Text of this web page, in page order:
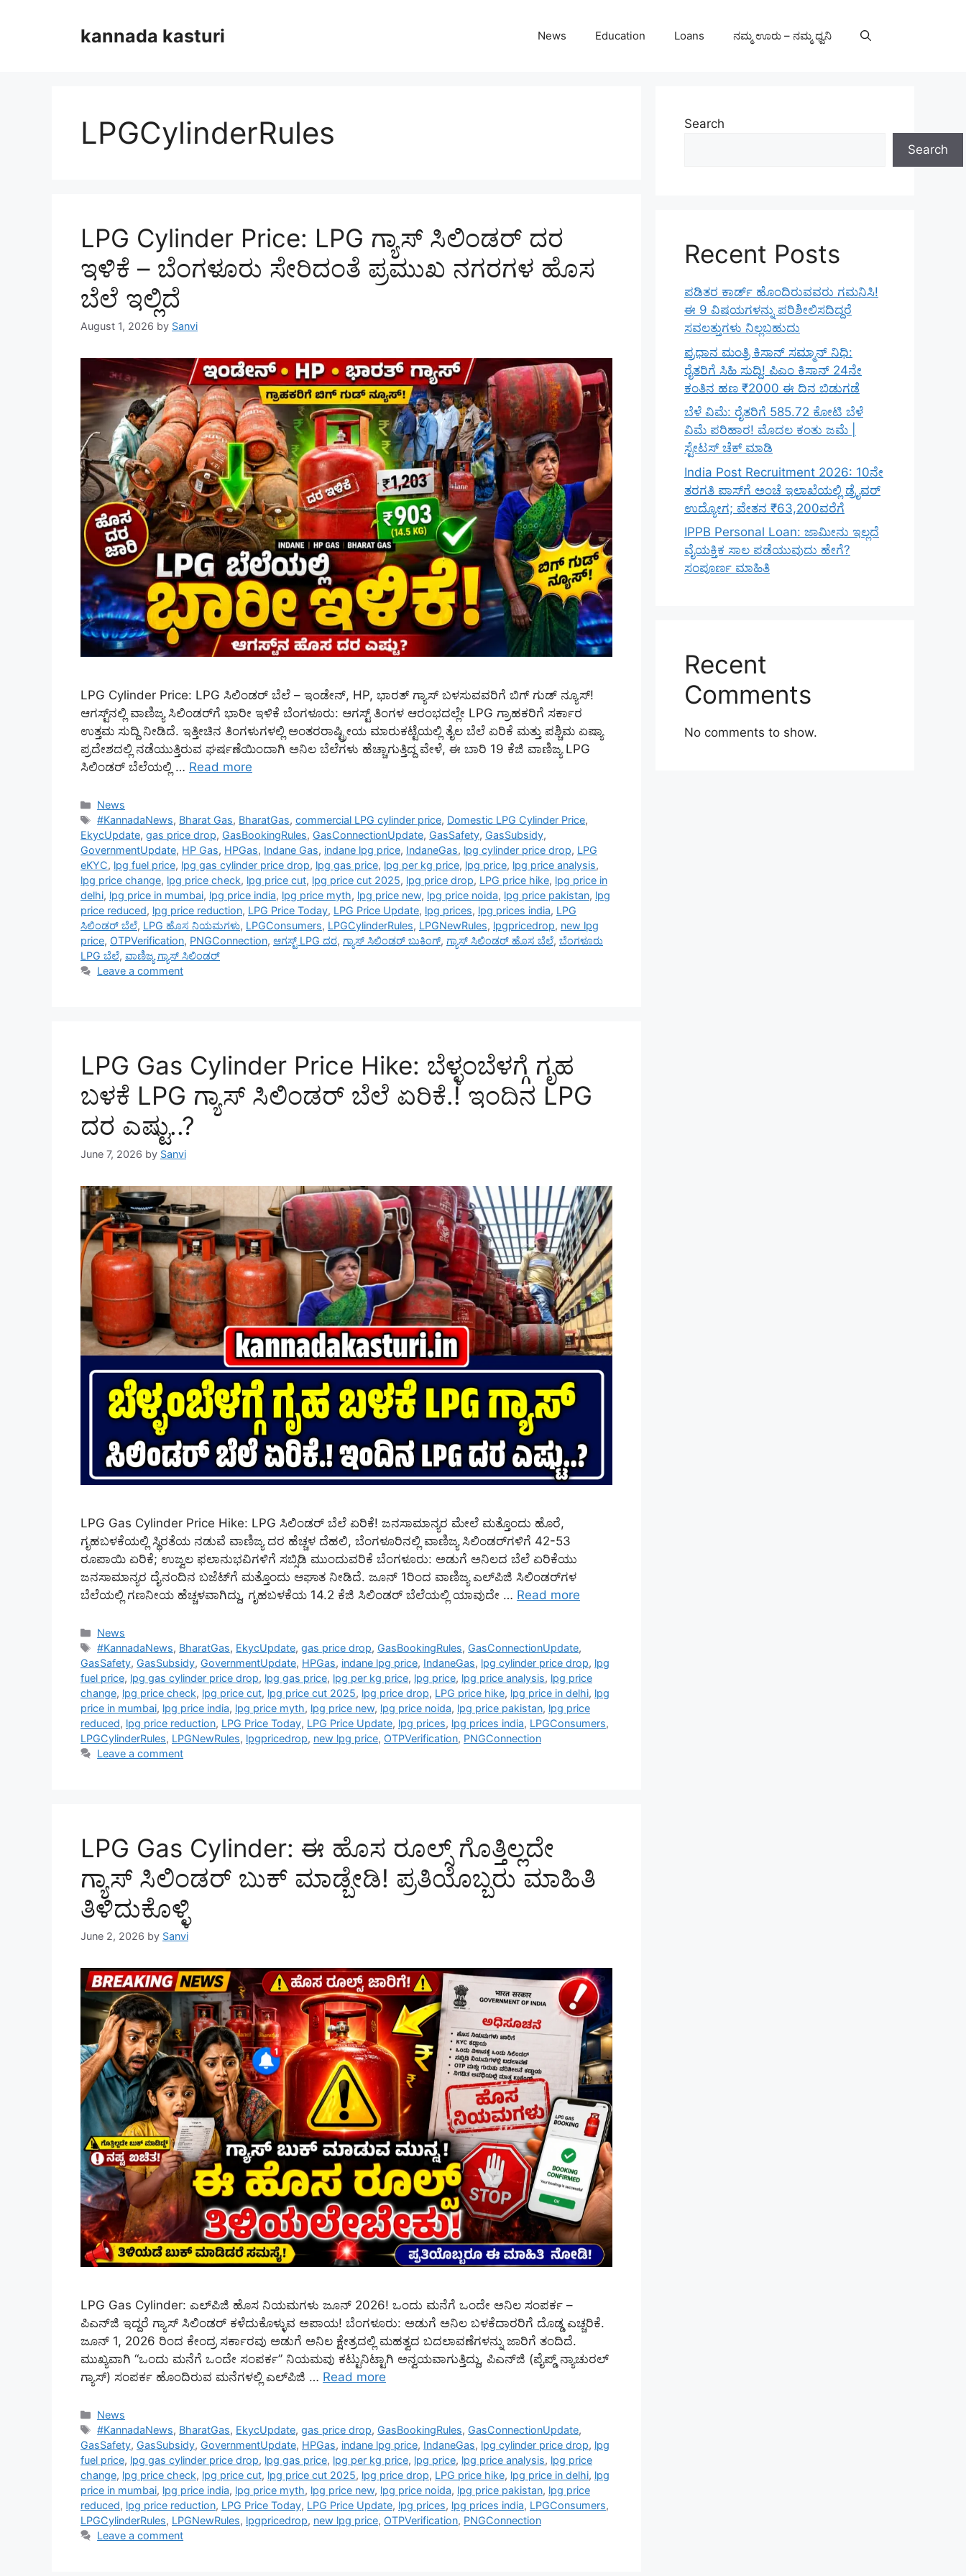
kannada kasturi News Education Loans ನಮ್ಮ ಊರು – ನಮ್ಮ ಧ್ವನಿ
LPGCylinderRules
LPG Cylinder Price: LPG ಗ್ಯಾಸ್ ಸಿಲಿಂಡರ್ ದರ
ಇಳಿಕೆ – ಬೆಂಗಳೂರು ಸೇರಿದಂತೆ ಪ್ರಮುಖ ನಗರಗಳ ಹೊಸ
ಬೆಲೆ ಇಲ್ಲಿದೆ
August 1, 2026 by Sanvi
LPG Cylinder Price: LPG ಸಿಲಿಂಡರ್ ಬೆಲೆ – ಇಂಡೇನ್, HP, ಭಾರತ್ ಗ್ಯಾಸ್ ಬಳಸುವವರಿಗೆ ಬಿಗ್ ಗುಡ್ ನ್ಯೂಸ್!
ಆಗಸ್ಟ್‌ನಲ್ಲಿ ವಾಣಿಜ್ಯ ಸಿಲಿಂಡರ್‌ಗೆ ಭಾರೀ ಇಳಿಕೆ ಬೆಂಗಳೂರು: ಆಗಸ್ಟ್ ತಿಂಗಳ ಆರಂಭದಲ್ಲೇ LPG ಗ್ರಾಹಕರಿಗೆ ಸರ್ಕಾರ
ಉತ್ತಮ ಸುದ್ದಿ ನೀಡಿದೆ. ಇತ್ತೀಚಿನ ತಿಂಗಳುಗಳಲ್ಲಿ ಅಂತರರಾಷ್ಟ್ರೀಯ ಮಾರುಕಟ್ಟೆಯಲ್ಲಿ ತೈಲ ಬೆಲೆ ಏರಿಕೆ ಮತ್ತು ಪಶ್ಚಿಮ ಏಷ್ಯಾ
ಪ್ರದೇಶದಲ್ಲಿ ನಡೆಯುತ್ತಿರುವ ಘರ್ಷಣೆಯಿಂದಾಗಿ ಅನಿಲ ಬೆಲೆಗಳು ಹೆಚ್ಚಾಗುತ್ತಿದ್ದ ವೇಳೆ, ಈ ಬಾರಿ 19 ಕೆಜಿ ವಾಣಿಜ್ಯ LPG
ಸಿಲಿಂಡರ್ ಬೆಲೆಯಲ್ಲಿ … Read more
Categories
News
Tags
#KannadaNews, Bharat Gas, BharatGas,commercial LPG cylinder price, Domestic LPG Cylinder Price,
EkycUpdate, gas price drop, GasBookingRules, GasConnectionUpdate, GasSafety, GasSubsidy,
GovernmentUpdate, HP Gas, HPGas, Indane Gas, indane lpg price, IndaneGas, lpg cylinder price drop, LPG
eKYC, lpg fuel price, lpg gas cylinder price drop, lpg gas price, lpg per kg price, lpg price, lpg price analysis,
lpg price change, lpg price check, lpg price cut, lpg price cut 2025, lpg price drop, LPG price hike, lpg price in
delhi, lpg price in mumbai, lpg price india, lpg price myth, lpg price new, lpg price noida, lpg price pakistan, lpg
price reduced, lpg price reduction, LPG Price Today, LPG Price Update, lpg prices, lpg prices india, LPG
ಸಿಲಿಂಡರ್ ಬೆಲೆ, LPG ಹೊಸ ನಿಯಮಗಳು, LPGConsumers, LPGCylinderRules, LPGNewRules, lpgpricedrop, new lpg
price, OTPVerification, PNGConnection, ಆಗಸ್ಟ್ LPG ದರ, ಗ್ಯಾಸ್ ಸಿಲಿಂಡರ್ ಬುಕಿಂಗ್, ಗ್ಯಾಸ್ ಸಿಲಿಂಡರ್ ಹೊಸ ಬೆಲೆ, ಬೆಂಗಳೂರು
LPG ಬೆಲೆ, ವಾಣಿಜ್ಯ ಗ್ಯಾಸ್ ಸಿಲಿಂಡರ್
Leave a comment
LPG Gas Cylinder Price Hike: ಬೆಳ್ಳಂಬೆಳಗ್ಗೆ ಗೃಹ
ಬಳಕೆ LPG ಗ್ಯಾಸ್‌ ಸಿಲಿಂಡರ್‌ ಬೆಲೆ ಏರಿಕೆ.! ಇಂದಿನ LPG
ದರ ಎಷ್ಟು..?
June 7, 2026 by Sanvi
LPG Gas Cylinder Price Hike: LPG ಸಿಲಿಂಡರ್ ಬೆಲೆ ಏರಿಕೆ! ಜನಸಾಮಾನ್ಯರ ಮೇಲೆ ಮತ್ತೊಂದು ಹೊರೆ,
ಗೃಹಬಳಕೆಯಲ್ಲಿ ಸ್ಥಿರತೆಯ ನಡುವೆ ವಾಣಿಜ್ಯ ದರ ಹೆಚ್ಚಳ ದೆಹಲಿ, ಬೆಂಗಳೂರಿನಲ್ಲಿ ವಾಣಿಜ್ಯ ಸಿಲಿಂಡರ್‌ಗಳಿಗೆ 42-53
ರೂಪಾಯಿ ಏರಿಕೆ; ಉಜ್ವಲ ಫಲಾನುಭವಿಗಳಿಗೆ ಸಬ್ಸಿಡಿ ಮುಂದುವರಿಕೆ ಬೆಂಗಳೂರು: ಅಡುಗೆ ಅನಿಲದ ಬೆಲೆ ಏರಿಕೆಯು
ಜನಸಾಮಾನ್ಯರ ದೈನಂದಿನ ಬಜೆಟ್‌ಗೆ ಮತ್ತೊಂದು ಆಘಾತ ನೀಡಿದೆ. ಜೂನ್ 1ರಿಂದ ವಾಣಿಜ್ಯ ಎಲ್‌ಪಿಜಿ ಸಿಲಿಂಡರ್‌ಗಳ
ಬೆಲೆಯಲ್ಲಿ ಗಣನೀಯ ಹೆಚ್ಚಳವಾಗಿದ್ದು, ಗೃಹಬಳಕೆಯ 14.2 ಕೆಜಿ ಸಿಲಿಂಡರ್ ಬೆಲೆಯಲ್ಲಿ ಯಾವುದೇ … Read more
Categories
News
Tags
#KannadaNews, BharatGas, EkycUpdate,gas price drop, GasBookingRules, GasConnectionUpdate,
GasSafety, GasSubsidy, GovernmentUpdate, HPGas, indane lpg price, IndaneGas, lpg cylinder price drop, lpg
fuel price, lpg gas cylinder price drop, lpg gas price, lpg per kg price, lpg price, lpg price analysis, lpg price
change, lpg price check, lpg price cut, lpg price cut 2025, lpg price drop, LPG price hike, lpg price in delhi, lpg
price in mumbai, lpg price india, lpg price myth, lpg price new, lpg price noida, lpg price pakistan, lpg price
reduced, lpg price reduction, LPG Price Today, LPG Price Update, lpg prices, lpg prices india, LPGConsumers,
LPGCylinderRules, LPGNewRules, lpgpricedrop, new lpg price, OTPVerification, PNGConnection
Leave a comment
LPG Gas Cylinder: ಈ ಹೊಸ ರೂಲ್ಸ್‌ ಗೊತ್ತಿಲ್ಲದೇ
ಗ್ಯಾಸ್‌ ಸಿಲಿಂಡರ್‌ ಬುಕ್‌ ಮಾಡ್ಬೇಡಿ! ಪ್ರತಿಯೊಬ್ಬರು ಮಾಹಿತಿ
ತಿಳಿದುಕೊಳ್ಳಿ
June 2, 2026 by Sanvi
LPG Gas Cylinder: ಎಲ್‌ಪಿಜಿ ಹೊಸ ನಿಯಮಗಳು ಜೂನ್ 2026! ಒಂದು ಮನೆಗೆ ಒಂದೇ ಅನಿಲ ಸಂಪರ್ಕ –
ಪಿಎನ್‌ಜಿ ಇದ್ದರೆ ಗ್ಯಾಸ್ ಸಿಲಿಂಡರ್ ಕಳೆದುಕೊಳ್ಳುವ ಅಪಾಯ! ಬೆಂಗಳೂರು: ಅಡುಗೆ ಅನಿಲ ಬಳಕೆದಾರರಿಗೆ ದೊಡ್ಡ ಎಚ್ಚರಿಕೆ.
ಜೂನ್ 1, 2026 ರಿಂದ ಕೇಂದ್ರ ಸರ್ಕಾರವು ಅಡುಗೆ ಅನಿಲ ಕ್ಷೇತ್ರದಲ್ಲಿ ಮಹತ್ವದ ಬದಲಾವಣೆಗಳನ್ನು ಜಾರಿಗೆ ತಂದಿದೆ.
ಮುಖ್ಯವಾಗಿ “ಒಂದು ಮನೆಗೆ ಒಂದೇ ಸಂಪರ್ಕ” ನಿಯಮವು ಕಟ್ಟುನಿಟ್ಟಾಗಿ ಅನ್ವಯವಾಗುತ್ತಿದ್ದು, ಪಿಎನ್‌ಜಿ (ಪೈಪ್ಡ್ ನ್ಯಾಚುರಲ್
ಗ್ಯಾಸ್) ಸಂಪರ್ಕ ಹೊಂದಿರುವ ಮನೆಗಳಲ್ಲಿ ಎಲ್‌ಪಿಜಿ … Read more
Categories
News
Tags
#KannadaNews, BharatGas, EkycUpdate,gas price drop, GasBookingRules, GasConnectionUpdate,
GasSafety, GasSubsidy, GovernmentUpdate, HPGas, indane lpg price, IndaneGas, lpg cylinder price drop, lpg
fuel price, lpg gas cylinder price drop, lpg gas price, lpg per kg price, lpg price, lpg price analysis, lpg price
change, lpg price check, lpg price cut, lpg price cut 2025, lpg price drop, LPG price hike, lpg price in delhi, lpg
price in mumbai, lpg price india, lpg price myth, lpg price new, lpg price noida, lpg price pakistan, lpg price
reduced, lpg price reduction, LPG Price Today, LPG Price Update, lpg prices, lpg prices india, LPGConsumers,
LPGCylinderRules, LPGNewRules, lpgpricedrop, new lpg price, OTPVerification, PNGConnection
Leave a comment
Search
Search
Recent Posts
ಪಡಿತರ ಕಾರ್ಡ್ ಹೊಂದಿರುವವರು ಗಮನಿಸಿ!
ಈ 9 ವಿಷಯಗಳನ್ನು ಪರಿಶೀಲಿಸದಿದ್ದರೆ
ಸವಲತ್ತುಗಳು ನಿಲ್ಲಬಹುದು
ಪ್ರಧಾನ ಮಂತ್ರಿ ಕಿಸಾನ್ ಸಮ್ಮಾನ್ ನಿಧಿ:
ರೈತರಿಗೆ ಸಿಹಿ ಸುದ್ದಿ! ಪಿಎಂ ಕಿಸಾನ್ 24ನೇ
ಕಂತಿನ ಹಣ ₹2000 ಈ ದಿನ ಬಿಡುಗಡೆ
ಬೆಳೆ ವಿಮೆ: ರೈತರಿಗೆ 585.72 ಕೋಟಿ ಬೆಳೆ
ವಿಮೆ ಪರಿಹಾರ! ಮೊದಲ ಕಂತು ಜಮೆ |
ಸ್ಟೇಟಸ್ ಚೆಕ್ ಮಾಡಿ
India Post Recruitment 2026: 10ನೇ
ತರಗತಿ ಪಾಸ್‌ಗೆ ಅಂಚೆ ಇಲಾಖೆಯಲ್ಲಿ ಡ್ರೈವರ್
ಉದ್ಯೋಗ; ವೇತನ ₹63,200ವರೆಗೆ
IPPB Personal Loan: ಜಾಮೀನು ಇಲ್ಲದೆ
ವೈಯಕ್ತಿಕ ಸಾಲ ಪಡೆಯುವುದು ಹೇಗೆ?
ಸಂಪೂರ್ಣ ಮಾಹಿತಿ
Recent
Comments
No comments to show.